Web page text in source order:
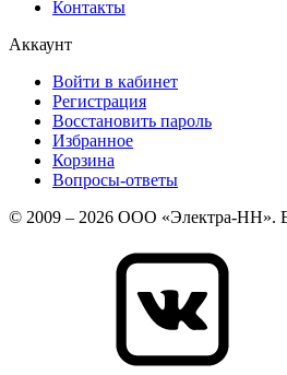
Контакты
Аккаунт
Войти в кабинет
Регистрация
Восстановить пароль
Избранное
Корзина
Вопросы-ответы
© 2009 – 2026 ООО «Электра-НН».